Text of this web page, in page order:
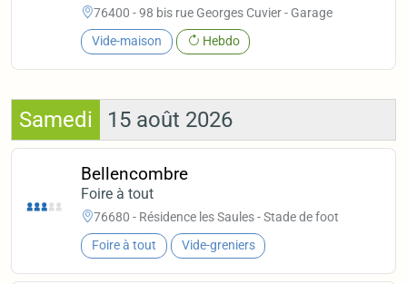
76400 - 98 bis rue Georges Cuvier - Garage
Vide-maison Hebdo
Samedi 15 août 2026
Bellencombre
Foire à tout
76680 - Résidence les Saules - Stade de foot
Foire à tout Vide-greniers